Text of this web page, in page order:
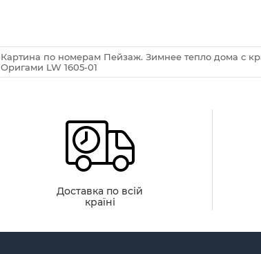
Картина по номерам Пейзаж. Зимнее тепло дома с
Оригами LW 1605-01
Доставка по всій
країні